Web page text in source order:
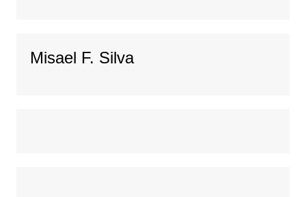
Misael F. Silva